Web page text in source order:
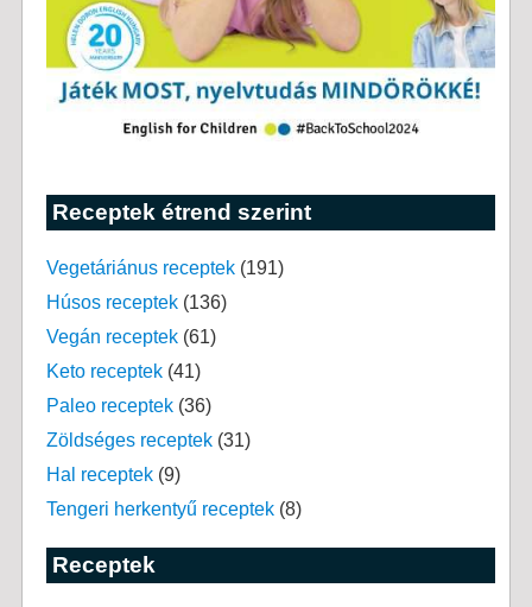
Receptek étrend szerint
Vegetáriánus receptek(191)
Húsos receptek(136)
Vegán receptek(61)
Keto receptek(41)
Paleo receptek(36)
Zöldséges receptek(31)
Hal receptek(9)
Tengeri herkentyű receptek(8)
Receptek